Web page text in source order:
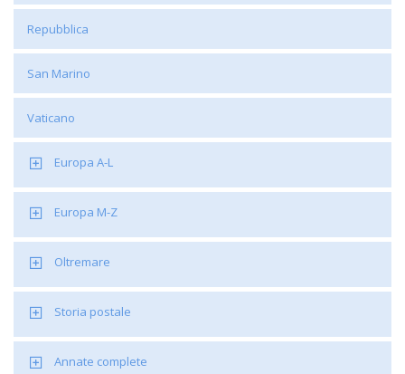
Repubblica
San Marino
Vaticano
Europa A-L
Europa M-Z
Oltremare
Storia postale
Annate complete